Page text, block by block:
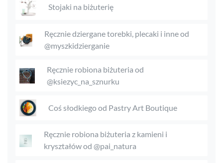
Stojaki na biżuterię
Ręcznie dziergane torebki, plecaki i inne od
@myszkidzierganie
Ręcznie robiona biżuteria od
@ksiezyc_na_sznurku
Coś słodkiego od Pastry Art Boutique
Ręcznie robiona biżuteria z kamieni i
kryształów od @pai_natura